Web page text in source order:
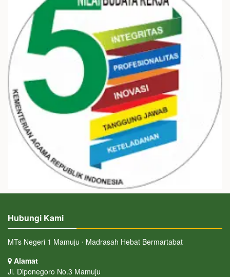
Hubungi Kami
MTs Negeri 1 Mamuju ⋅ Madrasah Hebat Bermartabat
Alamat
Jl. Diponegoro No.3 Mamuju